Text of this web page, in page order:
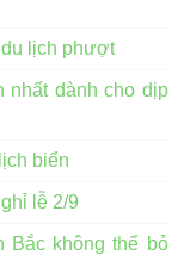
du lịch phượt
nhất dành cho dịp
biển
lễ 2/9
Bắc không thể bỏ